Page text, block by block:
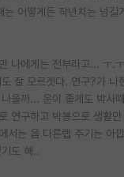
게시판
게시판
판
는 어떻게든 작년치는 넘길
나에게는 전부라고... ㅜ.ㅜ
잘 모르겟다. 연구?가 나
을까... 운이 좋게도 박사
연구하고 박봉으로 생활
서는 음 다른랩 주기는 아
도 해..